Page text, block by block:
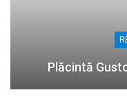
Plăcintă